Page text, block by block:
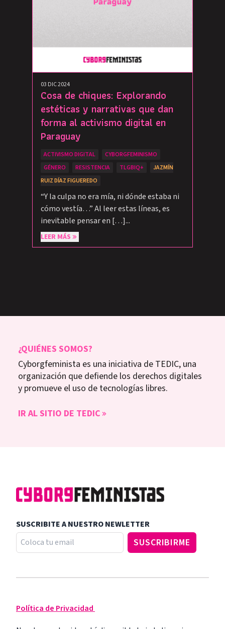
03 DIC 2024
Cosa de chiques: Explorando
estéticas y narrativas que dan
forma al activismo digital en
Paraguay
ACTIVISMO DIGITAL
CYBORGFEMINISMO
GÉNERO
RESISTENCIA TLGBIQ+
JAZMÍN
RUIZ DÍAZ FIGUEREDO
“Y la culpa no era mía, ni dónde estaba ni
cómo vestía…” Al leer estas líneas, es
inevitable pensar en […]...
LEER MÁS
¿QUIÉNES SOMOS?
Cyborgfeminista es una iniciativa de TEDIC, una
organización que defiende los derechos digitales
y promueve el uso de tecnologías libres.
IR AL SITIO DE TEDIC
SUSCRIBITE A NUESTRO NEWLETTER
Política de Privacidad